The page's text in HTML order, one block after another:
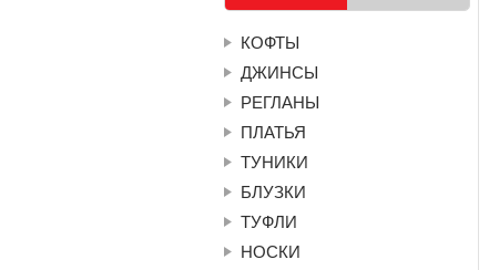
КОФТЫ
ДЖИНСЫ
РЕГЛАНЫ
ПЛАТЬЯ
ТУНИКИ
БЛУЗКИ
ТУФЛИ
НОСКИ